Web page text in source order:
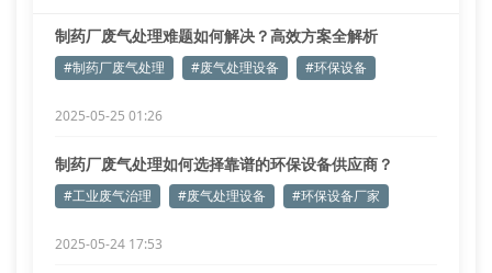
制药厂废气处理难题如何解决？高效方案全解析
#制药厂废气处理 #废气处理设备 #环保设备
2025-05-25 01:26
制药厂废气处理如何选择靠谱的环保设备供应商？
#工业废气治理 #废气处理设备 #环保设备厂家
2025-05-24 17:53